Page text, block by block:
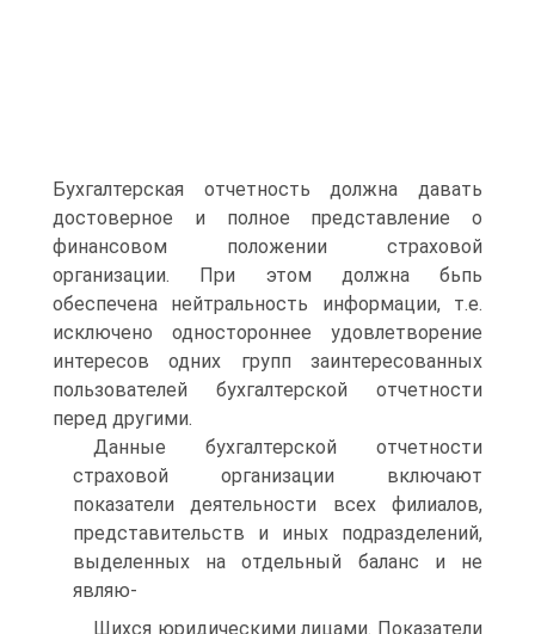
Бухгалтерская отчетность должна давать
достоверное и полное представление о
финансовом положении страховой
организации. При этом должна бьпь
обеспечена нейтральность информации, т.е.
исключено одностороннее удовлетворение
интересов одних групп заинтересованных
пользователей бухгалтерской отчетности
перед другими.
Данные бухгалтерской отчетности
страховой организации включают
показатели деятельности всех филиалов,
представительств и иных подразделений,
выделенных на отдельный баланс и не
являю-
Шихся юридическими лицами. Показатели